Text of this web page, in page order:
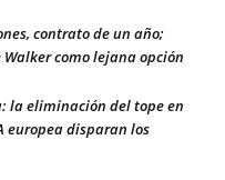
contrato de un año;
como lejana opción
la eliminación del tope en
europea disparan los